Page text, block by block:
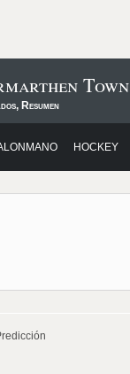
Town
Resumen
HOCKEY